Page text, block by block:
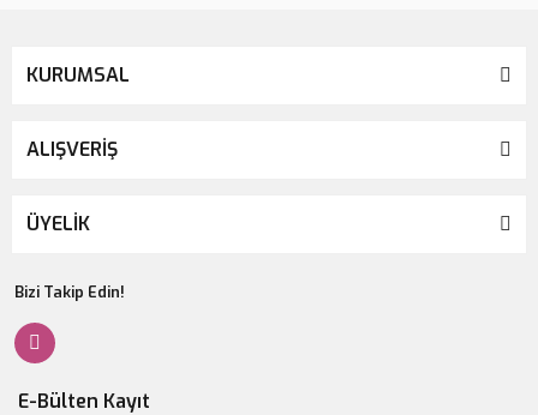
KURUMSAL
ALIŞVERİŞ
ÜYELİK
Bizi Takip Edin!
E-Bülten Kayıt